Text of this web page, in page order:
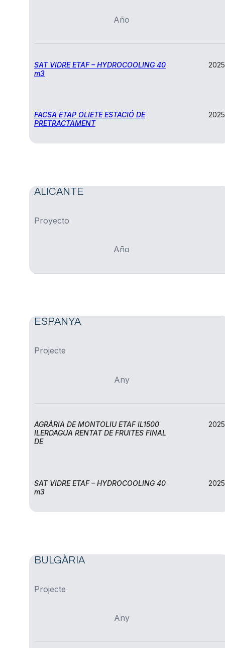
Año
SAT VIDRE ETAF – HYDROCOOLING 40
m3
2025
FACSA ETAP OLIETE ESTACIÓ DE
PRETRACTAMENT
2025
ALICANTE
Proyecto
Año
ESPANYA
Projecte
Any
AGRÀRIA DE MONTOLIU ETAF IL1500
ILERDAGUA RENTAT DE FRUITES FINAL
DE
2025
SAT VIDRE ETAF – HYDROCOOLING 40
m3
2025
BULGÀRIA
Projecte
Any